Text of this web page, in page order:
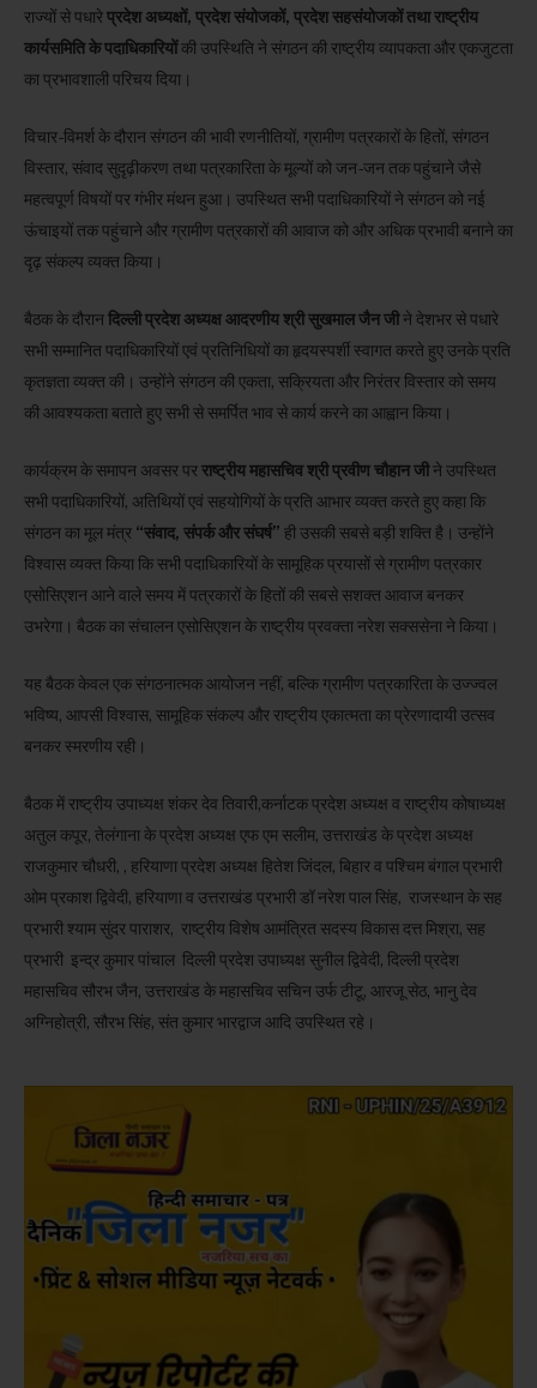
राज्यों से पधारेप्रदेश अध्यक्षों, प्रदेश संयोजकों, प्रदेश सहसंयोजकों तथा राष्ट्रीय
कार्यसमिति के पदाधिकारियोंकी उपस्थिति ने संगठन की राष्ट्रीय व्यापकता और एकजुटता
का प्रभावशाली परिचय दिया।
विचार-विमर्श के दौरान संगठन की भावी रणनीतियों, ग्रामीण पत्रकारों के हितों, संगठन
विस्तार, संवाद सुदृढ़ीकरण तथा पत्रकारिता के मूल्यों को जन-जन तक पहुंचाने जैसे
महत्वपूर्ण विषयों पर गंभीर मंथन हुआ। उपस्थित सभी पदाधिकारियों ने संगठन को नई
ऊंचाइयों तक पहुंचाने और ग्रामीण पत्रकारों की आवाज को और अधिक प्रभावी बनाने का
दृढ़ संकल्प व्यक्त किया।
बैठक के दौरानदिल्ली प्रदेश अध्यक्ष आदरणीय श्री सुखमाल जैन जीने देशभर से पधारे
सभी सम्मानित पदाधिकारियों एवं प्रतिनिधियों का हृदयस्पर्शी स्वागत करते हुए उनके प्रति
कृतज्ञता व्यक्त की। उन्होंने संगठन की एकता, सक्रियता और निरंतर विस्तार को समय
की आवश्यकता बताते हुए सभी से समर्पित भाव से कार्य करने का आह्वान किया।
कार्यक्रम के समापन अवसर परराष्ट्रीय महासचिव श्री प्रवीण चौहान जीने उपस्थित
सभी पदाधिकारियों, अतिथियों एवं सहयोगियों के प्रति आभार व्यक्त करते हुए कहा कि
संगठन का मूल मंत्र “संवाद, संपर्क और संघर्ष” ही उसकी सबसे बड़ी शक्ति है। उन्होंने
विश्वास व्यक्त किया कि सभी पदाधिकारियों के सामूहिक प्रयासों से ग्रामीण पत्रकार
एसोसिएशन आने वाले समय में पत्रकारों के हितों की सबसे सशक्त आवाज बनकर
उभरेगा। बैठक का संचालन एसोसिएशन के राष्ट्रीय प्रवक्ता नरेश सक्ससेना ने किया।
यह बैठक केवल एक संगठनात्मक आयोजन नहीं, बल्कि ग्रामीण पत्रकारिता के उज्ज्वल
भविष्य, आपसी विश्वास, सामूहिक संकल्प और राष्ट्रीय एकात्मता का प्रेरणादायी उत्सव
बनकर स्मरणीय रही।
बैठक में राष्ट्रीय उपाध्यक्ष शंकर देव तिवारी,कर्नाटक प्रदेश अध्यक्ष व राष्ट्रीय कोषाध्यक्ष
अतुल कपूर, तेलंगाना के प्रदेश अध्यक्ष एफ एम सलीम, उत्तराखंड के प्रदेश अध्यक्ष
राजकुमार चौधरी, , हरियाणा प्रदेश अध्यक्ष हितेश जिंदल, बिहार व पश्चिम बंगाल प्रभारी
ओम प्रकाश द्विवेदी, हरियाणा व उत्तराखंड प्रभारी डॉ नरेश पाल सिंह, राजस्थान के सह
प्रभारी श्याम सुंदर पाराशर, राष्ट्रीय विशेष आमंत्रित सदस्य विकास दत्त मिश्रा, सह
प्रभारी इन्द्र कुमार पांचाल दिल्ली प्रदेश उपाध्यक्ष सुनील द्विवेदी, दिल्ली प्रदेश
महासचिव सौरभ जैन, उत्तराखंड के महासचिव सचिन उर्फ टीटू, आरजू सेठ, भानु देव
अग्निहोत्री, सौरभ सिंह, संत कुमार भारद्वाज आदि उपस्थित रहे।